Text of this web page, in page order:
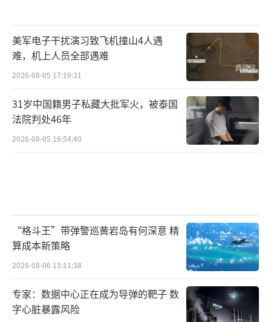
巴基斯坦的经济实力和应对危机的能力。同
时，中国也可以积极拓展与印度的经贸往来，
通过经济利益纽带促使印度更加理性地看待冲
突，寻求和平解决问题的途径。
印巴冲突由来已久，涉及领土、宗教、民
族等诸多复杂因素，解决这一问题绝非一蹴而
（责任编辑：卢其龙 CM0882）
美军电子干扰演习致飞机撞山4人遇
难，机上人员全部遇难
2026-08-05 17:19:31
31岁中国籍男子私藏大批军火，被泰国
法院判处46年
2026-08-05 16:54:40
“格斗王”带弹警巡黄岩岛有何深意 精
算成本新策略
2026-08-06 13:11:38
专家：数据中心正在成为导弹的靶子 数
字心脏暴露风险